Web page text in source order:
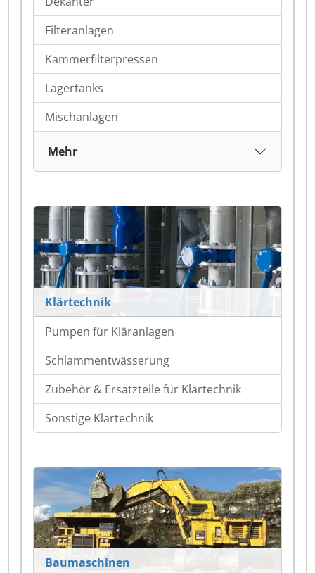
Filteranlagen
Kammerfilterpressen
Lagertanks
Mischanlagen
Mehr
Klärtechnik
Pumpen für Kläranlagen
Schlammentwässerung
Zubehör & Ersatzteile für Klärtechnik
Sonstige Klärtechnik
Baumaschinen